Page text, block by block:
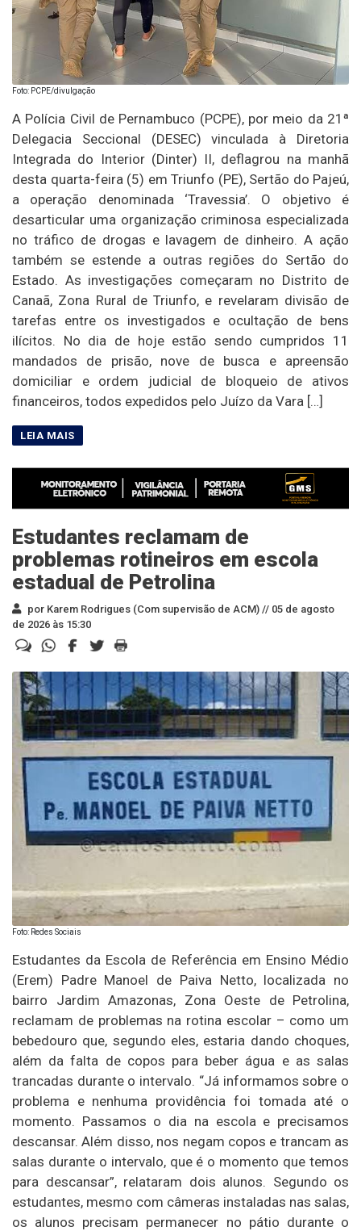
Foto: PCPE/divulgação
A Polícia Civil de Pernambuco (PCPE), por meio da 21ª
Delegacia Seccional (DESEC) vinculada à Diretoria
Integrada do Interior (Dinter) II, deflagrou na manhã
desta quarta-feira (5) em Triunfo (PE), Sertão do Pajeú,
a operação denominada ‘Travessia’. O objetivo é
desarticular uma organização criminosa especializada
no tráfico de drogas e lavagem de dinheiro. A ação
também se estende a outras regiões do Sertão do
Estado. As investigações começaram no Distrito de
Canaã, Zona Rural de Triunfo, e revelaram divisão de
tarefas entre os investigados e ocultação de bens
ilícitos. No dia de hoje estão sendo cumpridos 11
mandados de prisão, nove de busca e apreensão
domiciliar e ordem judicial de bloqueio de ativos
financeiros, todos expedidos pelo Juízo da Vara […]
Estudantes reclamam de
problemas rotineiros em escola
estadual de Petrolina
por Karem Rodrigues (Com supervisão de ACM) // 05 de agosto
de 2026 às 15:30
Foto: Redes Sociais
Estudantes da Escola de Referência em Ensino Médio
(Erem) Padre Manoel de Paiva Netto, localizada no
bairro Jardim Amazonas, Zona Oeste de Petrolina,
reclamam de problemas na rotina escolar – como um
bebedouro que, segundo eles, estaria dando choques,
além da falta de copos para beber água e as salas
trancadas durante o intervalo. “Já informamos sobre o
problema e nenhuma providência foi tomada até o
momento. Passamos o dia na escola e precisamos
descansar. Além disso, nos negam copos e trancam as
salas durante o intervalo, que é o momento que temos
para descansar”, relataram dois alunos. Segundo os
estudantes, mesmo com câmeras instaladas nas salas,
os alunos precisam permanecer no pátio durante o